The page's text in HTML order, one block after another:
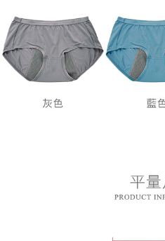
「AFTEE先享後付」，若未經同意申
任。
４．使用「AFTEE先享後付」時，將
時審查核予不同之上限額度；若仍有額
請求用戶進行身份認證。
５．嚴禁一人註冊多個帳號或使用他人
恩沛科技股份有限公司將有權停止該用